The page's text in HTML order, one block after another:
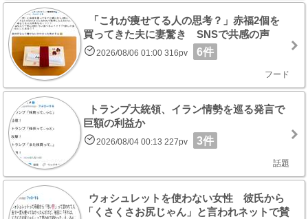
「これが痩せてる人の思考？」赤福2個を
買ってきた夫に妻驚き SNSで共感の声
2026/08/06 01:00 316pv 6件
フード
トランプ大統領、イラン情勢を巡る発言で
巨額の利益か
2026/08/04 00:13 227pv 3件
話題
ウォシュレットを使わない女性 彼氏から
「くさくさお尻じゃん」と言われネットで賛